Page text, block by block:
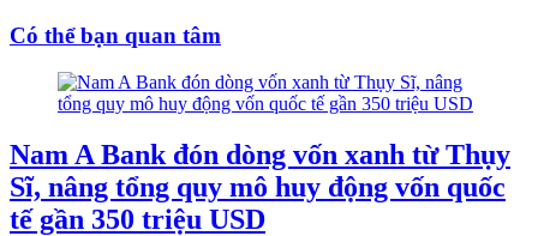
Có thể bạn quan tâm
Nam A Bank đón dòng vốn xanh từ Thụy
Sĩ, nâng tổng quy mô huy động vốn quốc
tế gần 350 triệu USD